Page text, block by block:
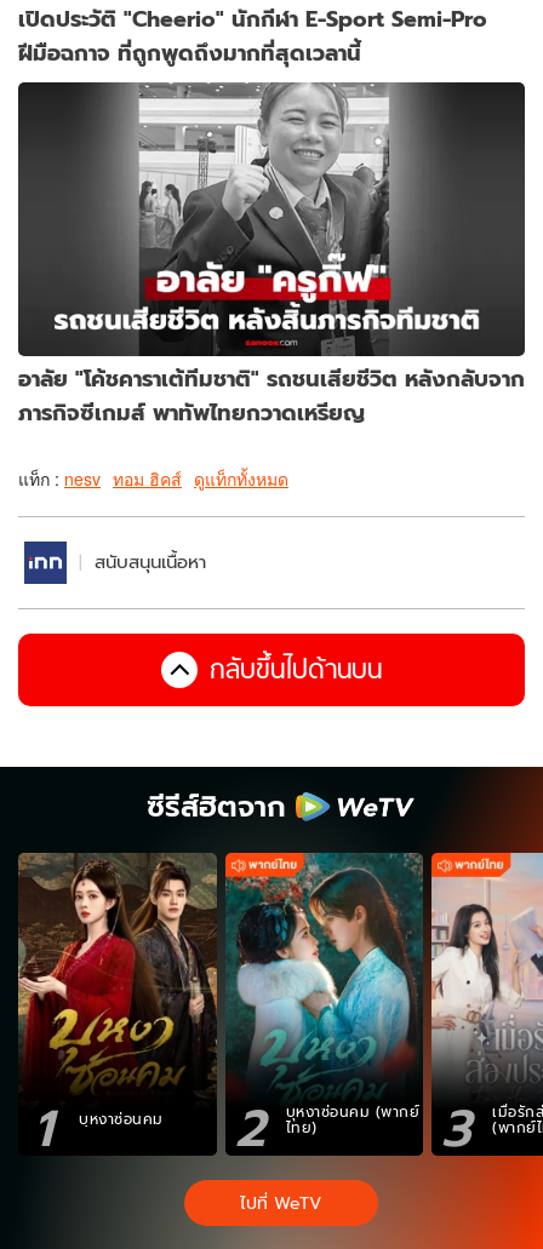
เปิดประวัติ "Cheerio" นักกีฬา E-Sport Semi-Pro
ฝีมือฉกาจ ที่ถูกพูดถึงมากที่สุดเวลานี้
อาลัย "โค้ชคาราเต้ทีมชาติ" รถชนเสียชีวิต หลังกลับจาก
ภารกิจซีเกมส์ พาทัพไทยกวาดเหรียญ
แท็ก : nesv ทอม ฮิคส์ ดูแท็กทั้งหมด
สนับสนุนเนื้อหา
กลับขึ้นไปด้านบน
ซีรีส์ฮิตจาก
1 บุหงาซ่อนคม 2 บุหงาซ่อนคม (พากย์
ไทย) 3 เมื่อรัก
(พากย์
ไปที่ WeTV